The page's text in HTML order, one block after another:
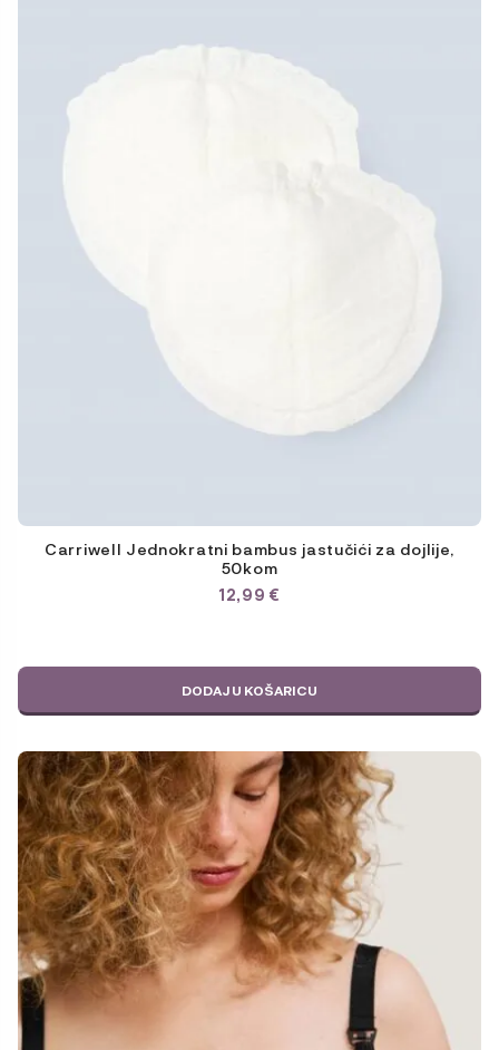
Carriwell Jednokratni bambus jastučići za dojlije,
50kom
12,99€
DODAJ U KOŠARICU